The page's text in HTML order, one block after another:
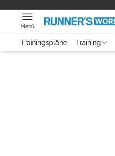
Menü
Trainingspläne Training